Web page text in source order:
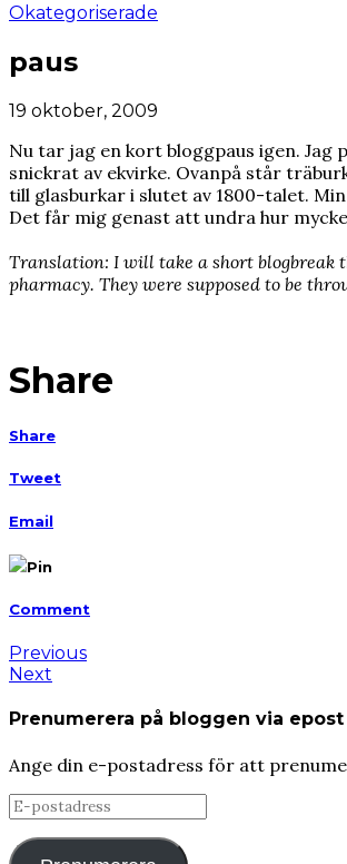
Okategoriserade
paus
19 oktober, 2009
Nu tar jag en kort bloggpaus igen.
snickrat av ekvirke. Ovanpå står
till glasburkar i slutet av 1800-talet.
Det får mig genast att undra hur
Translation: I will take a short blogbreak
pharmacy. They were supposed to be
Share
Share
Tweet
Email
Pin
Comment
Previous
Next
Prenumerera på bloggen via epost
Ange din e-postadress för att
E-
postadress